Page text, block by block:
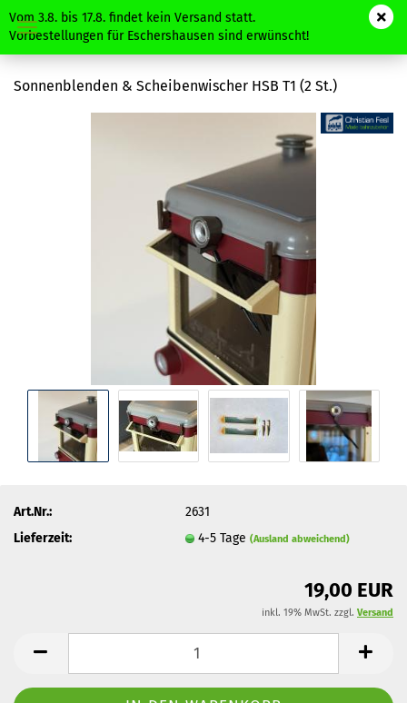
Vom 3.8. bis 17.8. findet kein Versand statt.
Vorbestellungen für Eschershausen sind erwünscht!
Sonnenblenden & Scheibenwischer HSB T1 (2 St.)
Art.Nr.:
2631
Lieferzeit:
4-5 Tage(Ausland abweichend)
19,00 EUR
inkl. 19% MwSt. zzgl. Versand